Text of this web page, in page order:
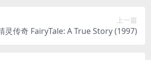
上一篇
灵传奇 FairyTale: A True Story (1997)